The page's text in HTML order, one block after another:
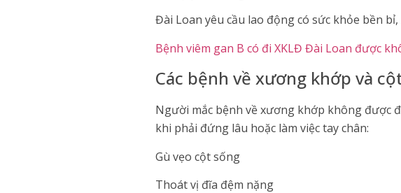
Đài Loan yêu cầu lao động có sức khỏe bền
Bệnh viêm gan B có đi XKLĐ Đài Loan được
Các bệnh về xương khớp và
Người mắc bệnh về xương khớp không được
khi phải đứng lâu hoặc làm việc tay chân:
Gù vẹo cột sống
Thoát vị đĩa đệm nặng